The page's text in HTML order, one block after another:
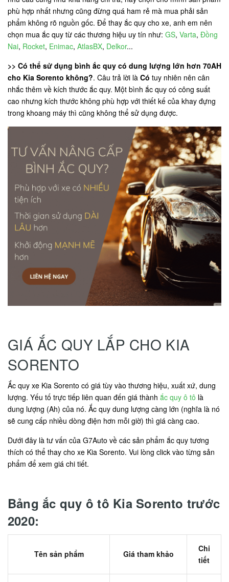
phù hợp nhất nhưng cũng đừng quá ham rẻ mà mua phải sản
phẩm không rõ nguồn gốc. Để thay ắc quy cho xe, anh em nên
chọn mua ắc quy từ các thương hiệu uy tín như: GS, Varta, Đồng
Nai, Rocket, Enimac, AtlasBX, Delkor...
>> Có thể sử dụng bình ắc quy có dung lượng lớn hơn 70AH
cho Kia Sorento không?. Câu trả lời là Có tuy nhiên nên cân
nhắc thêm về kích thước ắc quy. Một bình ắc quy có công suất
cao nhưng kích thước không phù hợp với thiết kế của khay đựng
trong khoang máy thì cũng không thể sử dụng được.
GIÁ ẮC QUY LẮP CHO KIA
SORENTO
Ắc quy xe Kia Sorento có giá tùy vào thương hiệu, xuất xứ, dung
lượng. Yếu tố trực tiếp liên quan đến giá thành ắc quy ô tô là
dung lượng (Ah) của nó. Ắc quy dung lượng càng lớn (nghĩa là nó
sẽ cung cấp nhiều dòng điện hơn mỗi giờ) thì giá càng cao.
Dưới đây là tư vấn của G7Auto về các sản phẩm ắc quy tương
thích có thể thay cho xe Kia Sorento. Vui lòng click vào từng sản
phẩm để xem giá chi tiết.
Bảng ắc quy ô tô Kia Sorento trước
2020:
Tên sản phẩm Giá tham khảo
Chi
tiết